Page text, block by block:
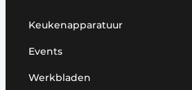
Keukenapparatuur
Events
Werkbladen